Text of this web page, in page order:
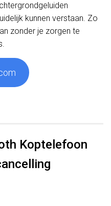
kunnen verstaan. Zo
zonder je zorgen te
Koptelefoon